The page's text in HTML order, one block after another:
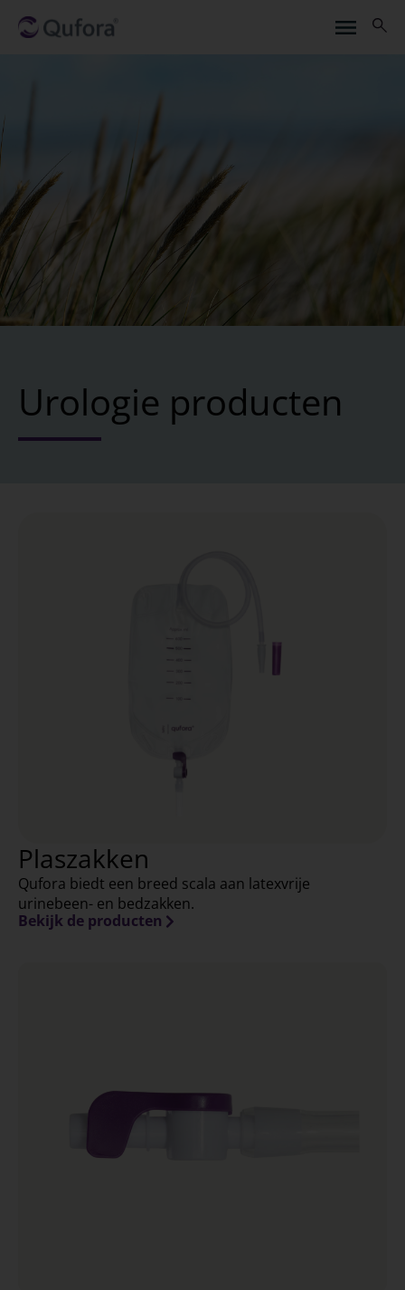
Urologie producten
Plaszakken
Qufora biedt een breed scala aan latexvrije
urinebeen- en bedzakken.
Bekijk de producten